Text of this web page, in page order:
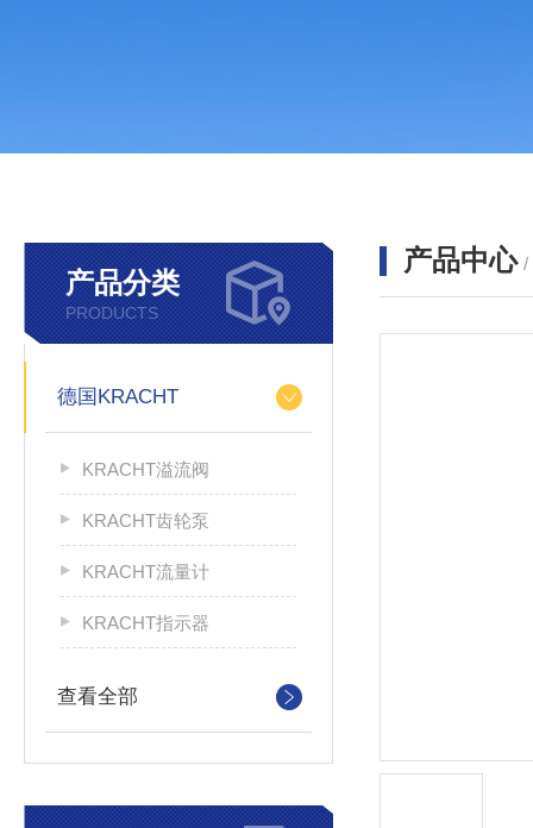
产品分类
PRODUCTS
德国KRACHT
KRACHT溢流阀
KRACHT齿轮泵
KRACHT流量计
KRACHT指示器
查看全部
产品中心 /